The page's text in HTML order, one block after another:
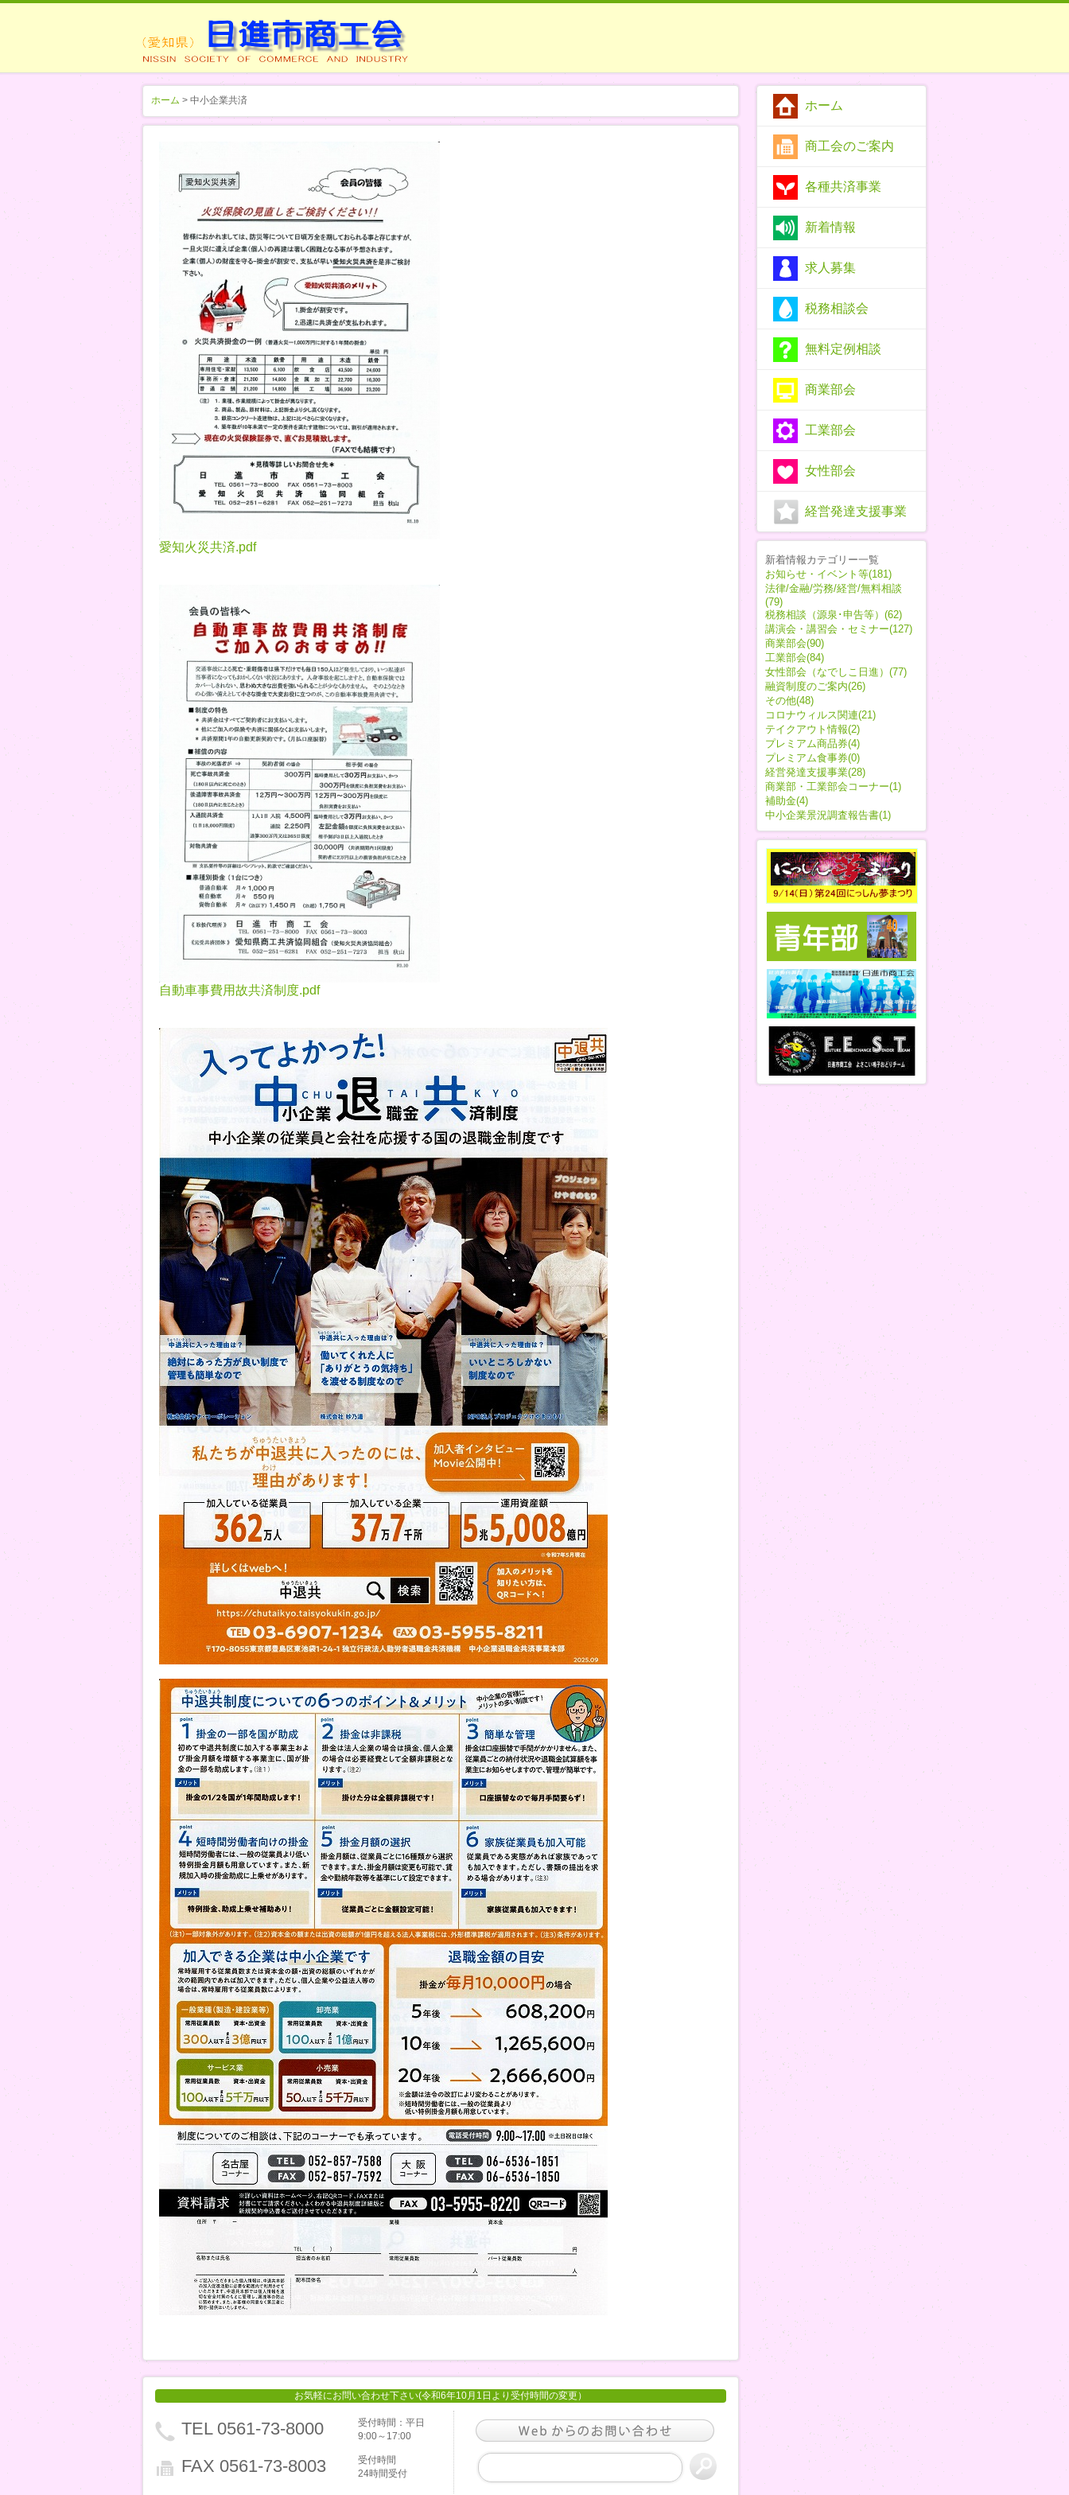
ホーム
商工会のご案内
各種共済事業
新着情報
求人募集
税務相談会
無料定例相談
商業部会
工業部会
女性部会
経営発達支援事業
新着情報カテゴリー一覧
お知らせ・イベント等(181)
法律/金融/労務/経営/無料相談
(79)
税務相談（源泉･申告等）(62)
講演会・講習会・セミナー(127)
商業部会(90)
工業部会(84)
女性部会（なでしこ日進）(77)
融資制度のご案内(26)
その他(48)
コロナウィルス関連(21)
テイクアウト情報(2)
プレミアム商品券(4)
プレミアム食事券(0)
経営発達支援事業(28)
商業部・工業部会コーナー(1)
補助金(4)
中小企業景況調査報告書(1)
ホーム > 中小企業共済
愛知火災共済.pdf
自動車事費用故共済制度.pdf
お気軽にお問い合わせ下さい(令和6年10月1日より受付時間の変更）
TEL 0561-73-8000
受付時間：平日
9:00～17:00
FAX 0561-73-8003
受付時間
24時間受付